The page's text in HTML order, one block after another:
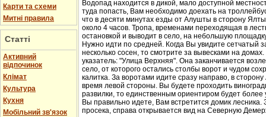
Карти та схеми
Митні правила
Статті
Активний
відпочинок
Клімат
Культура
Кухня
Мобільний зв'язок
Водопад находится в дикой, мало доступной
туда попасть, Вам необходимо доехать на
что в десяти минутах езды от Алушты в сторону
около 4 часов. Тропа, временами переходящая в
остановкой и выводит в село, на небольшую
Нужно идти по средней. Когда Вы увидите сетчатый
несколько сосен, то смотрите за вывесками на
указатель: "Улица Верхняя". Она заканчивается
село, от которого остались столбы ворот и чудом
калитка. За воротами идите сразу направо, в
время левой стороны. Вы будете проходить
развилки, то единственным ориентиром будет более
Вы правильно идете, Вам встретится домик лесника.
просека, справа открывается вид на Северную